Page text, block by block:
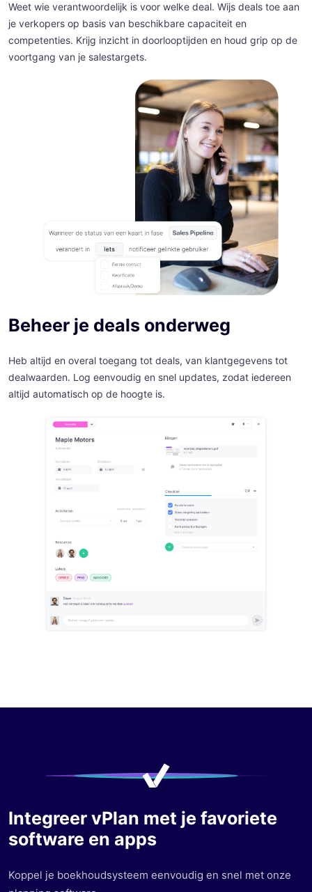
Weet wie verantwoordelijk is voor welke deal. Wijs deals toe aan
je verkopers op basis van beschikbare capaciteit en
competenties. Krijg inzicht in doorlooptijden en houd grip op de
voortgang van je salestargets.
Beheer je deals onderweg
Heb altijd en overal toegang tot deals, van klantgegevens tot
dealwaarden. Log eenvoudig en snel updates, zodat iedereen
altijd automatisch op de hoogte is.
Integreer vPlan met je favoriete
software en apps
Koppel je boekhoudsysteem eenvoudig en snel met onze